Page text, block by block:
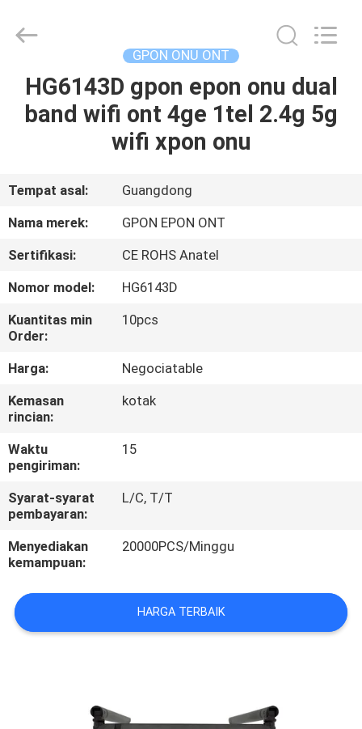
RUMAH
TENTANG
KAMI
TUR
PABRIK
KONTROL
KUALITAS
HUBUNGI
KAMI
PERMINTAAN
PRIVACY
LIMITED.
GPON ONU ONT
HG6143D gpon epon onu dual
band wifi ont 4ge 1tel 2.4g 5g
wifi xpon onu
Tempat asal:
Guangdong
Nama merek:
GPON EPON ONT
Sertifikasi:
CE ROHS Anatel
Nomor model:
HG6143D
Kuantitas min
Order:
10pcs
Harga:
Negociatable
Kemasan
rincian:
kotak
Waktu
pengiriman:
15
Syarat-syarat
pembayaran:
L/C, T/T
Menyediakan
kemampuan:
20000PCS/Minggu
HARGA TERBAIK